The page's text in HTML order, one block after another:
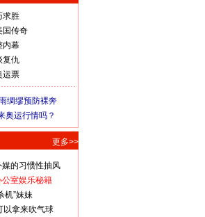
求胜
国传奇
内幕
复仇
运票
绸缪预防裸奔
奥运行情吗？
更多>>
的习惯性抽风
室娱乐秘籍
机”妹妹
以拿来吹气球